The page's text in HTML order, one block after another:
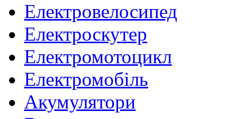
Електровелосипед
Електроскутер
Електромотоцикл
Електромобіль
Акумулятори